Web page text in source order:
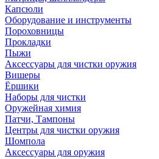
Капсюли
Оборудование и инструменты
Пороховницы
Прокладки
Пыжи
Аксессуары для чистки оружия
Вишеры
Ёршики
Наборы для чистки
Оружейная химия
Патчи, Тампоны
Центры для чистки оружия
Шомпола
Аксессуары для оружия